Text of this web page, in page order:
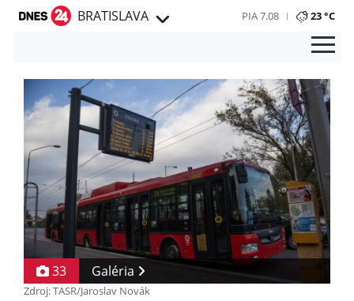
BRATISLAVA PIA 7.08 23 °C
33 Galéria
Zdroj: TASR/Jaroslav Novák